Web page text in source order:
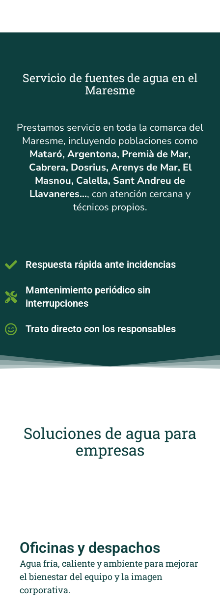
Servicio de fuentes de agua en el
Maresme
Prestamos servicio en toda la comarca del
Maresme, incluyendo poblaciones como
Mataró, Argentona, Premià de Mar,
Cabrera, Dosrius, Arenys de Mar, El
Masnou, Calella, Sant Andreu de
Llavaneres…, con atención cercana y
técnicos propios.
Respuesta rápida ante incidencias
Mantenimiento periódico sin
interrupciones
Trato directo con los responsables
Soluciones de agua para
empresas
Oficinas y despachos
Agua fría, caliente y ambiente para mejorar
el bienestar del equipo y la imagen
corporativa.